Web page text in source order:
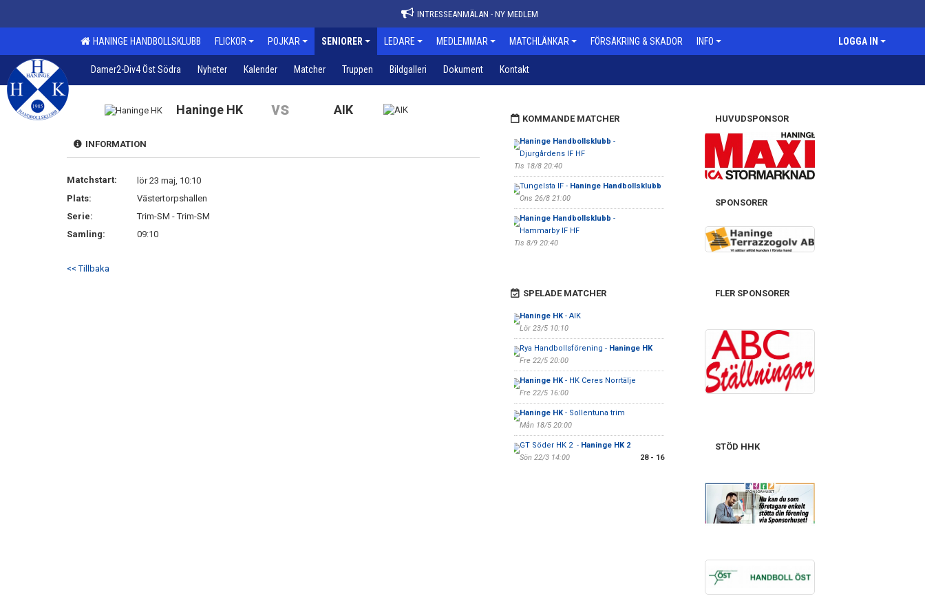
INTRESSEANMÄLAN - NY MEDLEM
HANINGE HANDBOLLSKLUBB FLICKOR POJKAR SENIORER LEDARE MEDLEMMAR MATCHLÄNKAR FÖRSÄKRING & SKADOR INFO LOGGA IN
Damer2-Div4 Öst Södra Nyheter Kalender Matcher Truppen Bildgalleri Dokument Kontakt
Haninge HK vs AIK
INFORMATION
Matchstart:
lör 23 maj, 10:10
Plats:
Västertorpshallen
Serie:
Trim-SM - Trim-SM
Samling:
09:10
<< Tillbaka
KOMMANDE MATCHER
Haninge Handbollsklubb -
Djurgårdens IF HF
Tis 18/8 20:40
Tungelsta IF - Haninge Handbollsklubb
Ons 26/8 21:00
Haninge Handbollsklubb -
Hammarby IF HF
Tis 8/9 20:40
SPELADE MATCHER
Haninge HK- AIK
Lör 23/5 10:10
Rya Handbollsförening - Haninge HK
Fre 22/5 20:00
Haninge HK- HK Ceres Norrtälje
Fre 22/5 16:00
Haninge HK- Sollentuna trim
Mån 18/5 20:00
GT Söder HK 2 - Haninge HK 2
Sön 22/3 14:00
28 - 16
HUVUDSPONSOR
SPONSORER
FLER SPONSORER
STÖD HHK